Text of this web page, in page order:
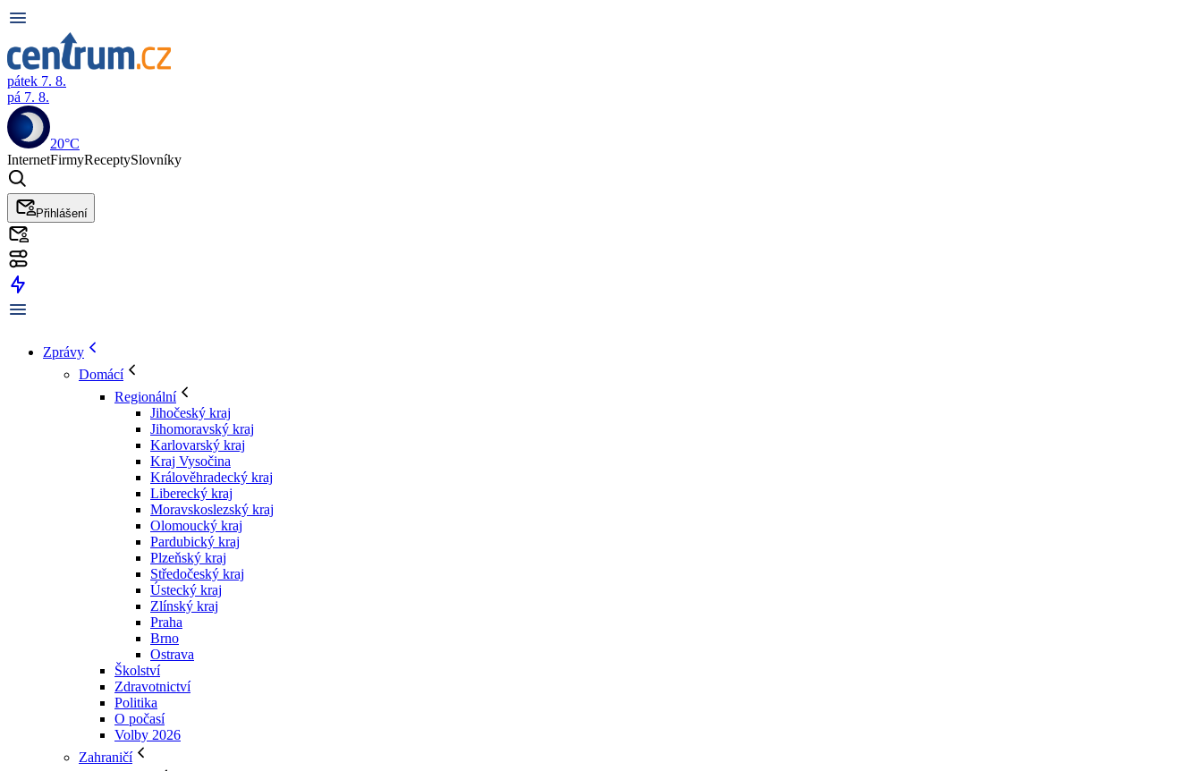
pátek 7. 8.
pá 7. 8.
20°C
InternetFirmyReceptySlovníky
Přihlášení
Zprávy
Domácí
Regionální
Jihočeský kraj
Jihomoravský kraj
Karlovarský kraj
Kraj Vysočina
Králověhradecký kraj
Liberecký kraj
Moravskoslezský kraj
Olomoucký kraj
Pardubický kraj
Plzeňský kraj
Středočeský kraj
Ústecký kraj
Zlínský kraj
Praha
Brno
Ostrava
Školství
Zdravotnictví
Politika
O počasí
Volby 2026
Zahraničí